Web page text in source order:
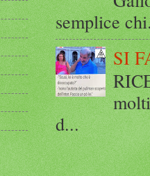
semplice
SI
d...